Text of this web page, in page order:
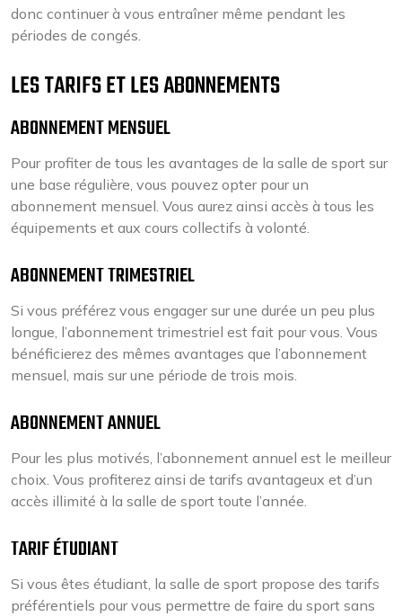
donc continuer à vous entraîner même pendant les
périodes de congés.
LES TARIFS ET LES ABONNEMENTS
ABONNEMENT MENSUEL
Pour profiter de tous les avantages de la salle de sport sur
une base régulière, vous pouvez opter pour un
abonnement mensuel. Vous aurez ainsi accès à tous les
équipements et aux cours collectifs à volonté.
ABONNEMENT TRIMESTRIEL
Si vous préférez vous engager sur une durée un peu plus
longue, l’abonnement trimestriel est fait pour vous. Vous
bénéficierez des mêmes avantages que l’abonnement
mensuel, mais sur une période de trois mois.
ABONNEMENT ANNUEL
Pour les plus motivés, l’abonnement annuel est le meilleur
choix. Vous profiterez ainsi de tarifs avantageux et d’un
accès illimité à la salle de sport toute l’année.
TARIF ÉTUDIANT
Si vous êtes étudiant, la salle de sport propose des tarifs
préférentiels pour vous permettre de faire du sport sans